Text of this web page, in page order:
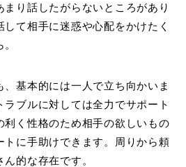
り話したがらないところがあり
して相手に迷惑や心配をかけたく
基本的には一人で立ち向かいま
ブルに対しては全力でサポート
利く性格のため相手の欲しいもの
トに手助けできます。周りから頼
的な存在です。